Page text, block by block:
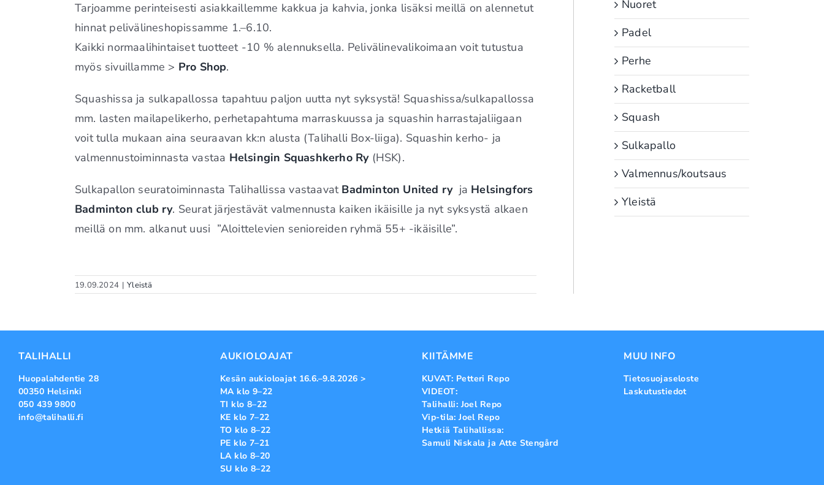
Tarjoamme perinteisesti asiakkaillemme kakkua ja kahvia, jonka lisäksi meillä on alennetut
hinnat pelivälineshopissamme 1.–6.10.
Kaikki normaalihintaiset tuotteet -10 % alennuksella. Pelivälinevalikoimaan voit tutustua
myös sivuillamme > Pro Shop.
Squashissa ja sulkapallossa tapahtuu paljon uutta nyt syksystä! Squashissa/sulkapallossa
mm. lasten mailapelikerho, perhetapahtuma marraskuussa ja squashin harrastajaliigaan
voit tulla mukaan aina seuraavan kk:n alusta (Talihalli Box-liiga). Squashin kerho- ja
valmennustoiminnasta vastaa Helsingin Squashkerho Ry(HSK).
Sulkapallon seuratoiminnasta Talihallissa vastaavat Badminton United ryja Helsingfors
Badminton club ry. Seurat järjestävät valmennusta kaiken ikäisille ja nyt syksystä alkaen
meillä on mm. alkanut uusi ”Aloittelevien senioreiden ryhmä 55+ -ikäisille”.
19.09.2024 | Yleistä
Nuoret
Padel
Perhe
Racketball
Squash
Sulkapallo
Valmennus/koutsaus
Yleistä
TALIHALLI
Huopalahdentie 28
00350 Helsinki
050 439 9800
info@talihalli.fi
AUKIOLOAJAT
Kesän aukioloajat 16.6.–9.8.2026 >
MA klo 9–22
TI klo 8–22
KE klo 7–22
TO klo 8–22
PE klo 7–21
LA klo 8–20
SU klo 8–22
KIITÄMME
KUVAT: Petteri Repo
VIDEOT:
Talihalli: Joel Repo
Vip-tila: Joel Repo
Hetkiä Talihallissa:
Samuli Niskala ja Atte Stengård
MUU INFO
Tietosuojaseloste
Laskutustiedot